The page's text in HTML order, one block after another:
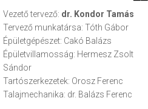
Vezető tervező: dr. Kondor Tamás
Tervező munkatársa: Tóth Gábor
Épületgépészet: Cakó Balázs
Épületvillamosság: Hermesz Zsolt
Sándor
Tartószerkezetek: Orosz Ferenc
Talajmechanika: dr. Balázs Ferenc